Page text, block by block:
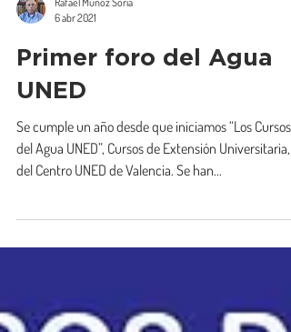
Primer foro del Agua
UNED
Se cumple un año desde que iniciamos “Los Cursos
del Agua UNED”, Cursos de Extensión Universitaria,